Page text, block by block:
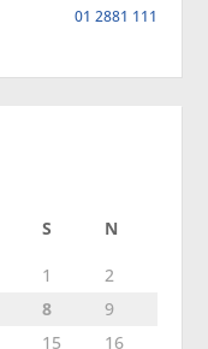
01 2881 111
S N
1
2
8
9
15
16